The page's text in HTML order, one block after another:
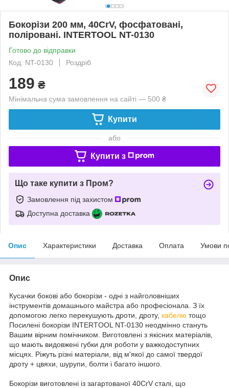
Бокорізи 200 мм, 40CrV, фосфатовані,
поліровані. INTERTOOL NT-0130
Готово до відправки
Код: NT-0130
Роздріб
189 ₴
Мінімальна сума замовлення на сайті — 500 ₴
Купити
або
Купити з
Що таке купити з Пром?
Замовлення під захистом
Доступна доставка
Опис Характеристики Доставка Оплата Умови
Опис
Кусачки бокові або бокорізи - одні з найголовніших
інструментів домашнього майстра або професіонала. З їх
допомогою легко перекушують дроти, дроту, кабелю тощо
Посилені бокорізи INTERTOOL NT-0130 неодмінно стануть
Вашим вірним помічником. Виготовлені з якісних матеріалів,
що мають видовжені губки для роботи у важкодоступних
місцях. Ріжуть різні матеріали, від м'якої до самої твердої
дроту + цвяхи, шурупи, болти і багато іншого.
Бокорізи виготовлені із загартованої 40CrV сталі, що